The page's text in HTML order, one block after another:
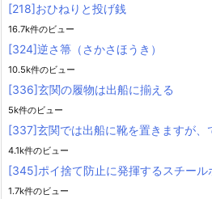
[218]おひねりと投げ銭
16.7k件のビュー
[324]逆さ箒（さかさほうき）
10.5k件のビュー
[336]玄関の履物は出船に揃える
5k件のビュー
[337]玄関では出船に靴を置きますが、
4.1k件のビュー
[345]ポイ捨て防止に発揮するスチール
1.7k件のビュー